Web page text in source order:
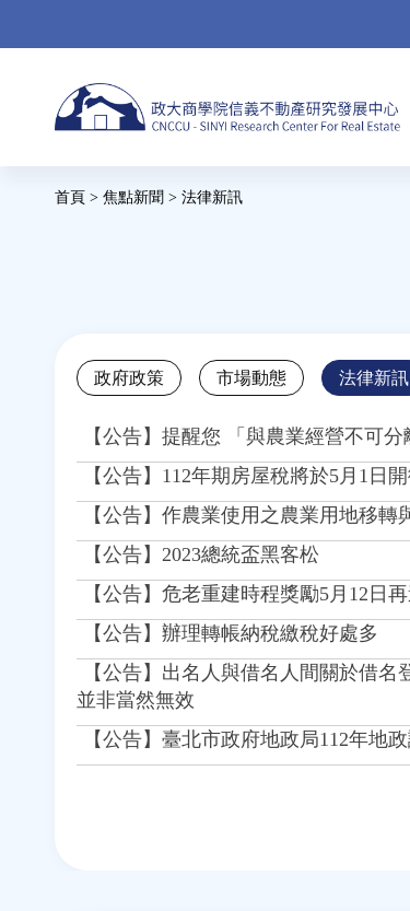
首頁 > 焦點新聞 > 法律新訊
Back
to
top
政府政策 市場動態 法律新訊
【公告】提醒您 「與農業經營不可
【公告】112年期房屋稅將於5月1日
【公告】作農業使用之農業用地移
【公告】2023總統盃黑客松
【公告】危老重建時程獎勵5月12日
【公告】辦理轉帳納稅繳稅好處多
【公告】出名人與借名人間關於借
並非當然無效
【公告】臺北市政府地政局112年地
to